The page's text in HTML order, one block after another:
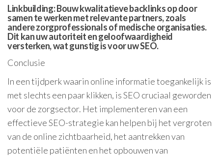
Linkbuilding: Bouw kwalitatieve backlinks op door
samen te werken met relevante partners, zoals
andere zorgprofessionals of medische organisaties.
Dit kan uw autoriteit en geloofwaardigheid
versterken, wat gunstig is voor uw SEO.
Conclusie
In een tijdperk waarin online informatie toegankelijk is
met slechts een paar klikken, is SEO cruciaal geworden
voor de zorgsector. Het implementeren van een
effectieve SEO-strategie kan helpen bij het vergroten
van de online zichtbaarheid, het aantrekken van
potentiële patiënten en het opbouwen van